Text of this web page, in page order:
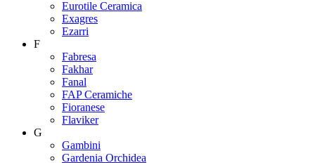
Eurotile Ceramica
Exagres
Ezarri
F
Fabresa
Fakhar
Fanal
FAP Ceramiche
Fioranese
Flaviker
G
Gambini
Gardenia Orchidea